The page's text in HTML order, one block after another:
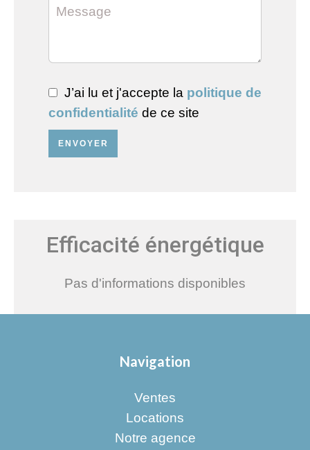
J’ai lu et j'accepte la politique de
confidentialité de ce site
ENVOYER
Efficacité énergétique
Pas d'informations disponibles
Navigation
Ventes
Locations
Notre agence